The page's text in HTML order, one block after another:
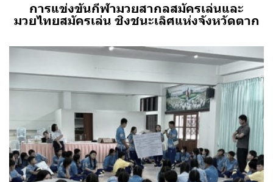
การแข่งขันกีฬามวยสากลสมัครเล่นและ
มวยไทยสมัครเล่น ชิงชนะเลิศแห่งจังหวัดตาก